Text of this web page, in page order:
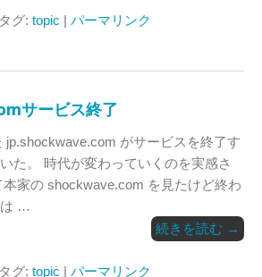
グ: topic | パーマリンク
サービス終了
jp.shockwave.com がサービスを終了す
た。 時代が変わっていくのを実感さ
家の shockwave.com を見たけど終わ
は …
続きを読む →
グ: topic | パーマリンク